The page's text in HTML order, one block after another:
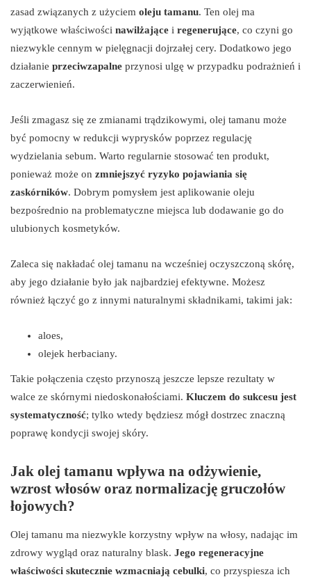
zasad związanych z użyciem oleju tamanu. Ten olej ma
wyjątkowe właściwości nawilżające i regenerujące, co czyni go
niezwykle cennym w pielęgnacji dojrzałej cery. Dodatkowo jego
działanie przeciwzapalne przynosi ulgę w przypadku podrażnień i
zaczerwienień.
Jeśli zmagasz się ze zmianami trądzikowymi, olej tamanu może
być pomocny w redukcji wyprysków poprzez regulację
wydzielania sebum. Warto regularnie stosować ten produkt,
ponieważ może on zmniejszyć ryzyko pojawiania się
zaskórników. Dobrym pomysłem jest aplikowanie oleju
bezpośrednio na problematyczne miejsca lub dodawanie go do
ulubionych kosmetyków.
Zaleca się nakładać olej tamanu na wcześniej oczyszczoną skórę,
aby jego działanie było jak najbardziej efektywne. Możesz
również łączyć go z innymi naturalnymi składnikami, takimi jak:
aloes,
olejek herbaciany.
Takie połączenia często przynoszą jeszcze lepsze rezultaty w
walce ze skórnymi niedoskonałościami. Kluczem do sukcesu jest
systematyczność; tylko wtedy będziesz mógł dostrzec znaczną
poprawę kondycji swojej skóry.
Jak olej tamanu wpływa na odżywienie,
wzrost włosów oraz normalizację gruczołów
łojowych?
Olej tamanu ma niezwykle korzystny wpływ na włosy, nadając im
zdrowy wygląd oraz naturalny blask. Jego regeneracyjne
właściwości skutecznie wzmacniają cebulki, co przyspiesza ich